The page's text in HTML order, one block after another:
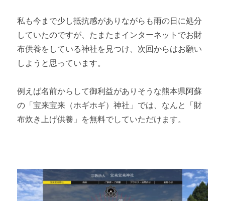
私も今まで少し抵抗感がありながらも雨の日に処分
していたのですが、たまたまインターネットでお財
布供養をしている神社を見つけ、次回からはお願い
しようと思っています。
例えば名前からして御利益がありそうな熊本県阿蘇
の「宝来宝来（ホギホギ）神社」では、なんと「財
布炊き上げ供養」を無料でしていただけます。